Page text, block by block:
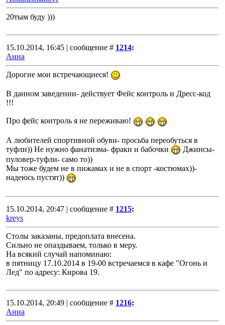
20тым буду )))
15.10.2014, 16:45 | сообщение # 1214:
Анна
Дорогие мои встречающиеся!
В данном заведении- действует Фейс контроль и Дресс-код
!!!
Про фейс контроль я не переживаю!
А любителей спортивной обуви- просьба переобуться в
туфли)) Не нужно фанатизма- фраки и бабочки
Джинсы-
пуловер-туфли- само то))
Мы тоже будем не в пижамах и не в спорт -костюмах))-
надеюсь пустят))
15.10.2014, 20:47 | сообщение # 1215:
kreys
Столы заказаны, предоплата внесена.
Сильно не опаздываем, только в меру.
На всякий случай напоминаю:
в пятницу 17.10.2014 в 19-00 встречаемся в кафе "Огонь и
Лед" по адресу: Кирова 19.
15.10.2014, 20:49 | сообщение # 1216:
Анна